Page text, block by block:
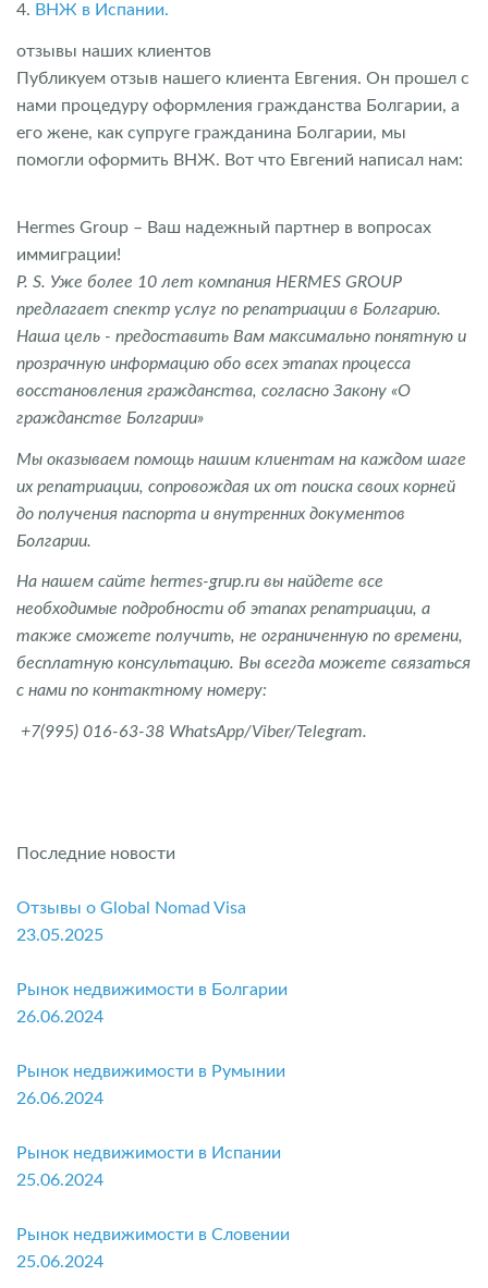
4. ВНЖ в Испании.
отзывы наших клиентов
Публикуем отзыв нашего клиента Евгения. Он прошел с
нами процедуру оформления гражданства Болгарии, а
его жене, как супруге гражданина Болгарии, мы
помогли оформить ВНЖ. Вот что Евгений написал нам:
Hermes Group – Ваш надежный партнер в вопросах
иммиграции!
P. S. Уже более 10 лет компания HERMES GROUP
предлагает спектр услуг по репатриации в Болгарию.
Наша цель - предоставить Вам максимально понятную и
прозрачную информацию обо всех этапах процесса
восстановления гражданства, согласно Закону «О
гражданстве Болгарии»
Мы оказываем помощь нашим клиентам на каждом шаге
их репатриации, сопровождая их от поиска своих корней
до получения паспорта и внутренних документов
Болгарии.
На нашем сайте hermes-grup.ru вы найдете все
необходимые подробности об этапах репатриации, а
также сможете получить, не ограниченную по времени,
бесплатную консультацию. Вы всегда можете связаться
с нами по контактному номеру:
+7(995) 016-63-38 WhatsApp/Viber/Telegram.
Последние новости
Отзывы о Global Nomad Visa
23.05.2025
Рынок недвижимости в Болгарии
26.06.2024
Рынок недвижимости в Румынии
26.06.2024
Рынок недвижимости в Испании
25.06.2024
Рынок недвижимости в Словении
25.06.2024